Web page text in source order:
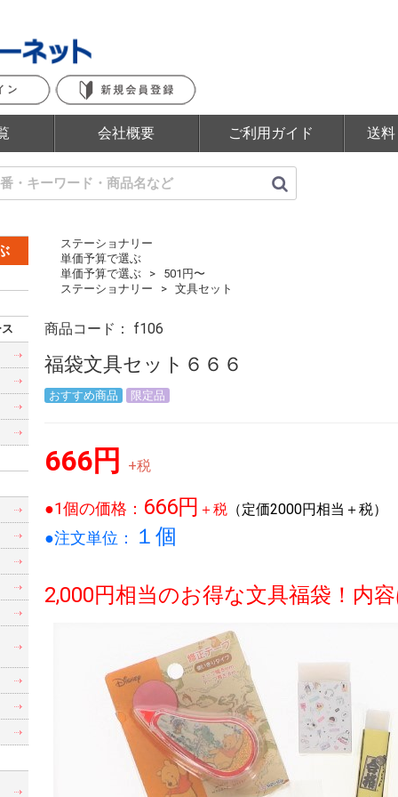
会社概要 ご利用ガイド 送
ステーショナリー
単価予算で選ぶ
単価予算で選ぶ
501円〜
ステーショナリー
文具セット
商品コード： f106
福袋文具セット６６６
おすすめ商品 限定品
666円 +税
●1個の価格： 666円 ＋税（定価2000円相当＋税）
●注文単位： １個
2,000円相当のお得な文具福袋！内